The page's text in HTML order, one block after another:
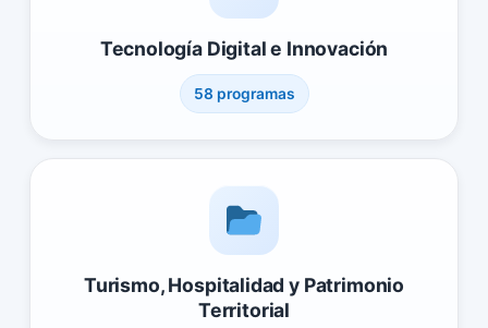
Tecnología Digital e Innovación
58 programas
Turismo, Hospitalidad y Patrimonio
Territorial